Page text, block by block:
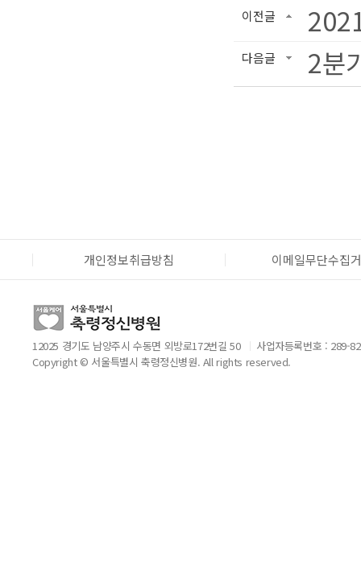
이전글
다음글 2분
개인정보취급방침 이메일무단수집
12025 경기도 남양주시 수동면 외방로172번길 50
사업자등록번호 : 289-
Copyright © 서울특별시 축령정신병원. All rights reserved.